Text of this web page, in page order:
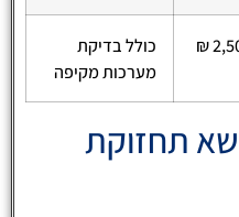
כולל בדיקת
מערכות מקיפה
תחזוקת